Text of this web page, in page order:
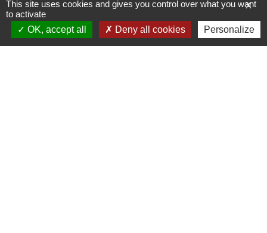
X
This site uses cookies and gives you control over what you want
to activate
OK, accept all
Deny all cookies Personalize